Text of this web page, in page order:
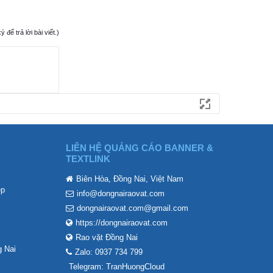
để trả lời bài viết.)
Nai
LIÊN HỆ QUẢNG CÁO BANNER &
TEXTLINK
Biên Hòa, Đồng Nai, Việt Nam
info@dongnairaovat.com
dongnairaovat.com@gmail.com
https://dongnairaovat.com
Rao vặt Đồng Nai
Zalo: 0937 734 799
Telegram: TranHuongCloud